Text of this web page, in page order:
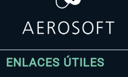
ENLACES ÚTILES